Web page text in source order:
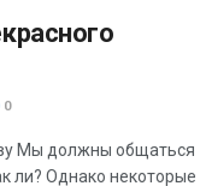
0
Мы должны общаться
ли? Однако некоторые